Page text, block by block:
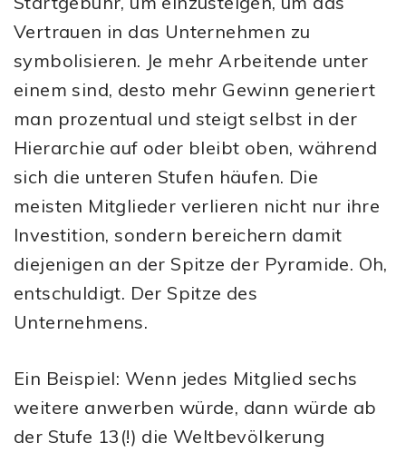
Vertrauen in das Unternehmen zu
symbolisieren. Je mehr Arbeitende unter
einem sind, desto mehr Gewinn generiert
man prozentual und steigt selbst in der
Hierarchie auf oder bleibt oben, während
sich die unteren Stufen häufen. Die
meisten Mitglieder verlieren nicht nur ihre
Investition, sondern bereichern damit
diejenigen an der Spitze der Pyramide. Oh,
entschuldigt. Der Spitze des
Unternehmens.
Ein Beispiel: Wenn jedes Mitglied sechs
weitere anwerben würde, dann würde ab
der Stufe 13(!) die Weltbevölkerung